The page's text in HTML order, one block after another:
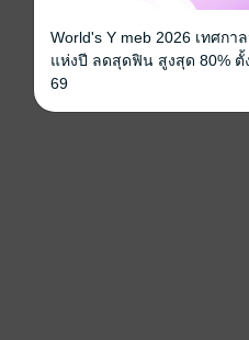
World's Y meb 2026 เทศก
แห่งปี ลดสุดฟิน สูงสุด 80% ตั้
69